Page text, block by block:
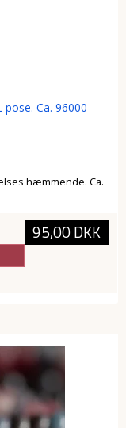
Ca. 96000
hæmmende. Ca.
95,00 DKK